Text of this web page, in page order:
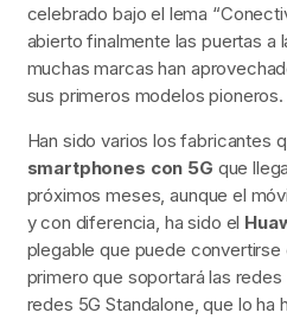
celebrado bajo el lema
abierto finalmente las puertas a
muchas marcas han
sus primeros modelos pioneros.
Han sido varios los fabricantes
smartphones con 5G que
próximos meses, aunque el
y con diferencia, ha sido el
plegable que puede convertirse
primero que soportará las
redes 5G Standalone, que lo